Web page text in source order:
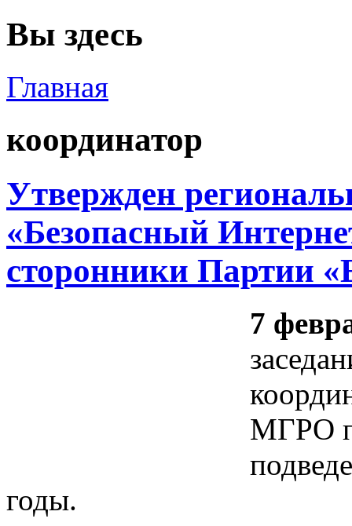
Вы здесь
Главная
координатор
Утвержден
«Безопасный
сторонники Партии
7
МГРО
годы.